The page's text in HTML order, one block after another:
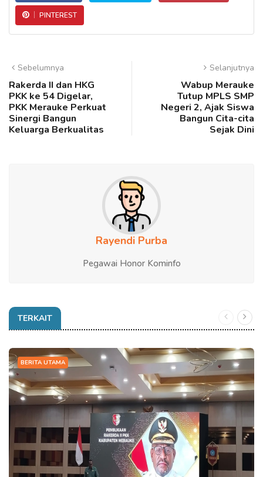
PINTEREST
Sebelumnya
Rakerda II dan HKG
PKK ke 54 Digelar,
PKK Merauke Perkuat
Sinergi Bangun
Keluarga Berkualitas
Selanjutnya
Wabup Merauke
Tutup MPLS SMP
Negeri 2, Ajak Siswa
Bangun Cita-cita
Sejak Dini
Rayendi Purba
Pegawai Honor Kominfo
TERKAIT
BERITA UTAMA